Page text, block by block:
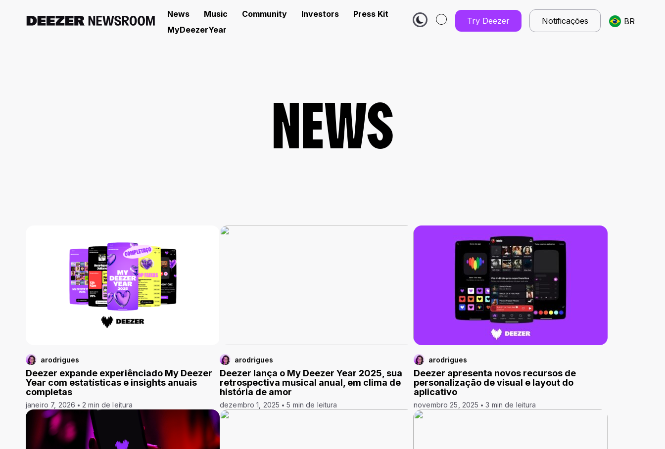
News Music Community Investors
Press Kit
MyDeezerYear
Try Deezer Notificações BR
NEWS
arodrigues
Deezer expande experiênciado My Deezer
Year com estatísticas e insights anuais
completas
janeiro 7, 2026 2 min de leitura
arodrigues
Deezer lança o My Deezer Year 2025, sua
retrospectiva musical anual, em clima de
história de amor
dezembro 1, 2025 5 min de leitura
arodrigues
Deezer apresenta novos recursos de
personalização de visual e layout do
aplicativo
novembro 25, 2025 3 min de leitura